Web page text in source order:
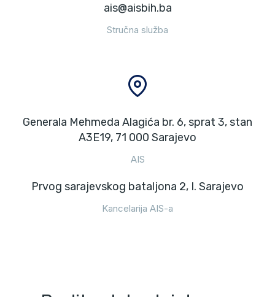
ais@aisbih.ba
Stručna služba
Generala Mehmeda Alagića br. 6, sprat 3, stan
A3E19, 71 000 Sarajevo
AIS
Prvog sarajevskog bataljona 2, I. Sarajevo
Kancelarija AIS-a